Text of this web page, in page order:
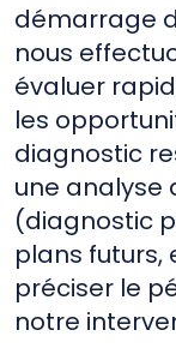
démarrage
nous
évaluer
les
diagnostic
une analyse
(diagnostic
plans
préciser le
notre